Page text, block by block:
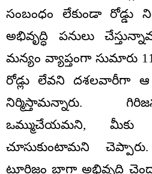
సంబంధం లేకుండా రోడ్డు
అభివృద్ధి పనులు
మన్యం వ్యాప్తంగా సుమారు
రోడ్లు లేవని దశలవారీగా ఆ
నిర్మిస్తామన్నారు.
ఒమ్ముచేయమని, మీకు
చూసుకుంటామని
టూరిజం బాగా అభివృద్ధి